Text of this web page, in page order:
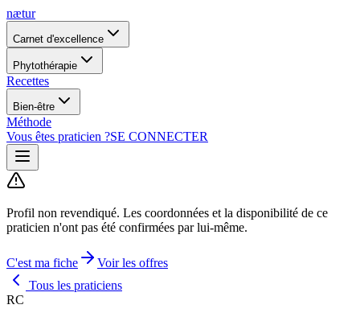
nætur
Carnet d'excellence
Phytothérapie
Recettes
Bien-être
Méthode
Vous êtes praticien ?SE CONNECTER
Profil non revendiqué. Les coordonnées et la disponibilité de ce
praticien n'ont pas été confirmées par lui-même.
C'est ma fiche
Voir les offres
Tous les praticiens
RC